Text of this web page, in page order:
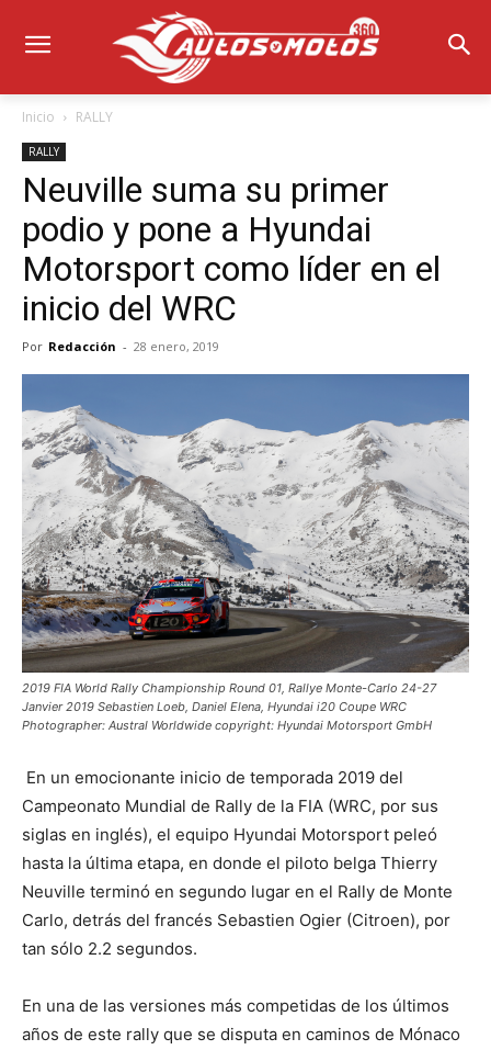
Inicio RALLY
RALLY
Neuville suma su primer
podio y pone a Hyundai
Motorsport como líder en el
inicio del WRC
Por Redacción - 28 enero, 2019
2019 FIA World Rally Championship Round 01, Rallye Monte-Carlo 24-27
Janvier 2019 Sebastien Loeb, Daniel Elena, Hyundai i20 Coupe WRC
Photographer: Austral Worldwide copyright: Hyundai Motorsport GmbH
En un emocionante inicio de temporada 2019 del
Campeonato Mundial de Rally de la FIA (WRC, por sus
siglas en inglés), el equipo Hyundai Motorsport peleó
hasta la última etapa, en donde el piloto belga Thierry
Neuville terminó en segundo lugar en el Rally de Monte
Carlo, detrás del francés Sebastien Ogier (Citroen), por
tan sólo 2.2 segundos.
En una de las versiones más competidas de los últimos
años de este rally que se disputa en caminos de Mónaco